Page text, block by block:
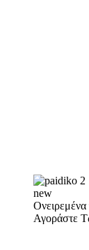
new
Ονειρεμένα
Αγοράστε